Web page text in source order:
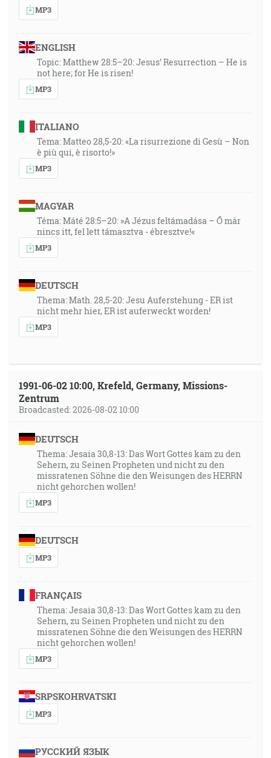
MP3
ENGLISH
Topic: Matthew 28:5–20: Jesus’ Resurrection – He is
not here; for He is risen!
MP3
ITALIANO
Tema: Matteo 28,5-20: «La risurrezione di Gesù – Non
è più qui, è risorto!»
MP3
MAGYAR
Téma: Máté 28:5–20: »A Jézus feltámadása – Ő már
nincs itt, fel lett támasztva - ébresztve!«
MP3
DEUTSCH
Thema: Math. 28,5-20: Jesu Auferstehung - ER ist
nicht mehr hier, ER ist auferweckt worden!
MP3
1991-06-02 10:00, Krefeld, Germany, Missions-
Zentrum
Broadcasted: 2026-08-02 10:00
DEUTSCH
Thema: Jesaia 30,8-13: Das Wort Gottes kam zu den
Sehern, zu Seinen Propheten und nicht zu den
missratenen Söhne die den Weisungen des HERRN
nicht gehorchen wollen!
MP3
DEUTSCH
MP3
FRANÇAIS
Thema: Jesaia 30,8-13: Das Wort Gottes kam zu den
Sehern, zu Seinen Propheten und nicht zu den
missratenen Söhne die den Weisungen des HERRN
nicht gehorchen wollen!
MP3
SRPSKOHRVATSKI
MP3
РУССКИЙ ЯЗЫК